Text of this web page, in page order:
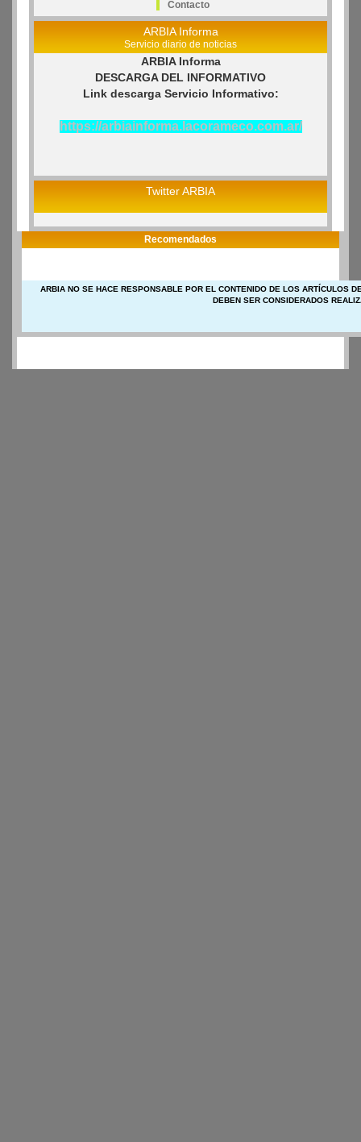
Contacto
ARBIA Informa
Servicio diario de noticias
ARBIA Informa
DESCARGA DEL INFORMATIVO
Link descarga Servicio Informativo:
https://arbiainforma.lacorameco.com.ar/
Twitter ARBIA
Recomendados
ARBIA NO SE HACE RESPONSABLE POR EL CONTENIDO DE LOS ARTÍCULOS
DEBEN SER CONSIDERADOS